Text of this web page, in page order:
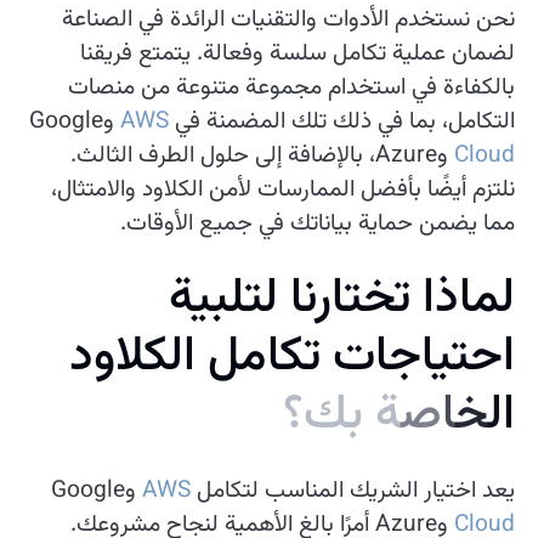
نحن نستخدم الأدوات والتقنيات الرائدة في الصناعة
لضمان عملية تكامل سلسة وفعالة. يتمتع فريقنا
بالكفاءة في استخدام مجموعة متنوعة من منصات
التكامل، بما في ذلك تلك المضمنة في AWS وGoogle
Cloud
وAzure، بالإضافة إلى حلول الطرف الثالث.
نلتزم أيضًا بأفضل الممارسات لأمن الكلاود والامتثال،
مما يضمن حماية بياناتك في جميع الأوقات.
لماذا تختارنا لتلبية
احتياجاتتكامل الكلود
الخاصة بك؟
يعد اختيار الشريك المناسب لتكامل AWS وGoogle
Cloud
وAzure أمرًا بالغ الأهمية لنجاح مشروعك.